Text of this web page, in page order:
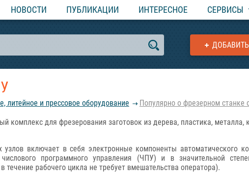
НОВОСТИ ПУБЛИКАЦИИ ИНТЕРЕСНОЕ СЕРВИСЫ
и прессовое оборудование Популярно о фрезерном станке
для фрезерования заготовок из дерева, пластика, металла,
включает в себя электронные компоненты автоматического
программного управления (ЧПУ) и в значительной
рабочего цикла не требует вмешательства оператора).